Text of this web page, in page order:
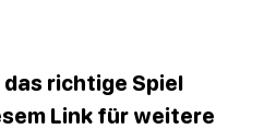
richtige Spiel
Link für weitere